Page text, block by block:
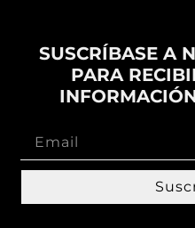
SUSCRÍBASE A
PARA